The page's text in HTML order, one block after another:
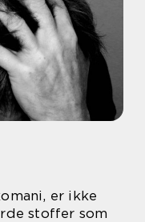
er ikke
stoffer som